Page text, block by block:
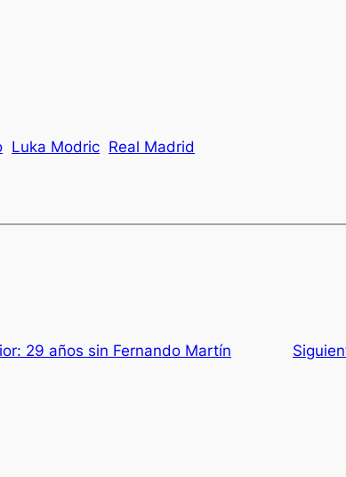
Luka Modric Real Madrid
29 años sin Fernando Martín